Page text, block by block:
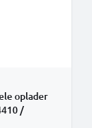
oplader
/